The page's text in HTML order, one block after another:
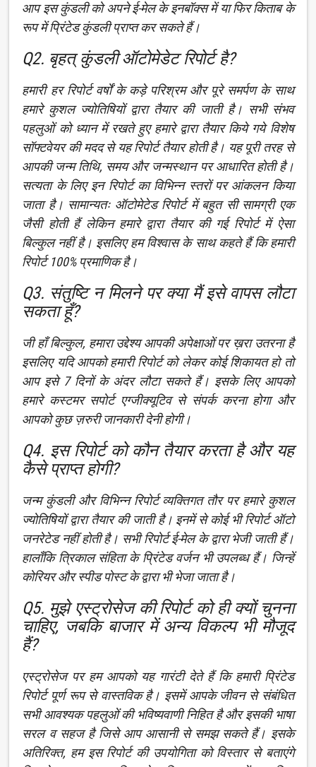
आप इस कुंडली को अपने ई-मेल के इनबॉक्स में या फिर किताब के
रूप में प्रिंटेड कुंडली प्राप्त कर सकते हैं।
Q2. बृहत् कुंडली ऑटोमेडेट रिपोर्ट है?
हमारी हर रिपोर्ट वर्षों के कड़े परिश्रम और पूरे समर्पण के साथ
हमारे कुशल ज्योतिषियों द्वारा तैयार की जाती है। सभी संभव
पहलुओं को ध्यान में रखते हुए हमारे द्वारा तैयार किये गये विशेष
सॉफ्टवेयर की मदद से यह रिपोर्ट तैयार होती है। यह पूरी तरह से
आपकी जन्म तिथि, समय और जन्मस्थान पर आधारित होती है।
सत्यता के लिए इन रिपोर्ट का विभिन्न स्तरों पर आंकलन किया
जाता है। सामान्यतः ऑटोमेटेड रिपोर्ट में बहुत सी सामग्री एक
जैसी होती हैं लेकिन हमारे द्वारा तैयार की गई रिपोर्ट में ऐसा
बिल्कुल नहीं है। इसलिए हम विश्वास के साथ कहते हैं कि हमारी
रिपोर्ट 100% प्रमाणिक है।
Q3. संतुष्टि न मिलने पर क्या मैं इसे वापस लौटा
सकता हूँ?
जी हाँ बिल्कुल, हमारा उद्देश्य आपकी अपेक्षाओं पर ख़रा उतरना है
इसलिए यदि आपको हमारी रिपोर्ट को लेकर कोई शिकायत हो तो
आप इसे 7 दिनों के अंदर लौटा सकते हैं। इसके लिए आपको
हमारे कस्टमर सपोर्ट एग्जीक्यूटिव से संपर्क करना होगा और
आपको कुछ ज़रुरी जानकारी देनी होगी।
Q4. इस रिपोर्ट को कौन तैयार करता है और यह
कैसे प्राप्त होगी?
जन्म कुंडली और विभिन्न रिपोर्ट व्यक्तिगत तौर पर हमारे कुशल
ज्योतिषियों द्वारा तैयार की जाती है। इनमें से कोई भी रिपोर्ट ऑटो
जनरेटेड नहीं होती है। सभी रिपोर्ट ई-मेल के द्वारा भेजी जाती हैं।
हालाँकि त्रिकाल संहिता के प्रिंटेड वर्जन भी उपलब्ध हैं। जिन्हें
कोरियर और स्पीड पोस्ट के द्वारा भी भेजा जाता है।
Q5. मुझे एस्ट्रोसेज की रिपोर्ट को ही क्यों चुनना
चाहिए, जबकि बाजार में अन्य विकल्प भी मौजूद
हैं?
एस्ट्रोसेज पर हम आपको यह गारंटी देते हैं कि हमारी प्रिंटेड
रिपोर्ट पूर्ण रूप से वास्तविक है। इसमें आपके जीवन से संबंधित
सभी आवश्यक पहलुओं की भविष्यवाणी निहित है और इसकी भाषा
सरल व सहज है जिसे आप आसानी से समझ सकते हैं। इसके
अतिरिक्त, हम इस रिपोर्ट की उपयोगिता को विस्तार से बताएंगे